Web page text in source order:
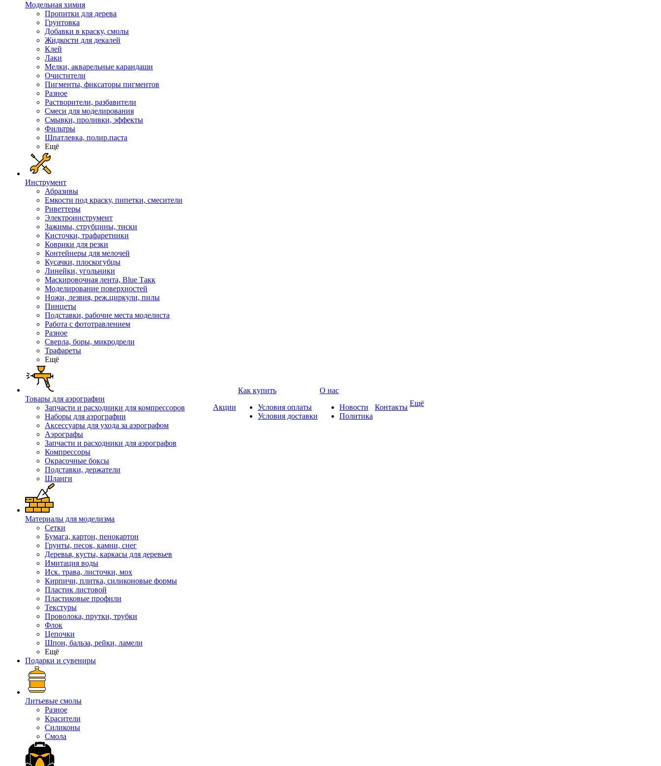
Модельная химия
Пропитки для дерева
Грунтовка
Добавки в краску, смолы
Жидкости для декалей
Клей
Лаки
Мелки, акварельные карандаши
Очистители
Пигменты, фиксаторы пигментов
Разное
Растворители, разбавители
Смеси для моделирования
Смывки, проливки, эффекты
Фильтры
Шпатлевка, полир.паста
Ещё
Инструмент
Абразивы
Емкости под краску, пипетки, смесители
Риветтеры
Электроинструмент
Зажимы, струбцины, тиски
Кисточки, трафаретники
Коврики для резки
Контейнеры для мелочей
Кусачки, плоскогубцы
Линейки, угольники
Маскировочная лента, Blue Такк
Моделирование поверхностей
Ножи, лезвия, реж.циркули, пилы
Пинцеты
Подставки, рабочие места моделиста
Работа с фототравлением
Разное
Сверла, боры, микродрели
Трафареты
Ещё
Товары для аэрографии
Запчасти и расходники для компрессоров
Наборы для аэрографии
Аксессуары для ухода за аэрографом
Аэрографы
Запчасти и расходники для аэрографов
Компрессоры
Окрасочные боксы
Подставки, держатели
Шланги
Материалы для моделизма
Сетки
Бумага, картон, пенокартон
Грунты, песок, камни, снег
Деревья, кусты, каркасы для деревьев
Имитация воды
Иск. трава, листочки, мох
Кирпичи, плитка, силиконовые формы
Пластик листовой
Пластиковые профили
Текстуры
Проволока, прутки, трубки
Флок
Цепочки
Шпон, бальза, рейки, ламели
Ещё
Подарки и сувениры
Литьевые смолы
Разное
Красители
Силиконы
Смола
Акции
Как купить
Условия оплаты
Условия доставки
О нас
Новости
Политика
Контакты Ещё